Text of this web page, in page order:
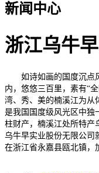
新闻中心
浙江乌牛
如诗如画的国度沉点风
内，悠悠三百里，素有“
湾、秀、美的楠溪江为从
是我国国度级风光区中独
柱财产，楠溪江处所特产
乌牛早实业股份无限公司
在浙江省永嘉县瓯北镇，